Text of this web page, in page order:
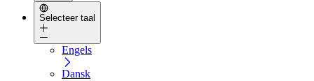
Selecteer taal
Engels
Dansk